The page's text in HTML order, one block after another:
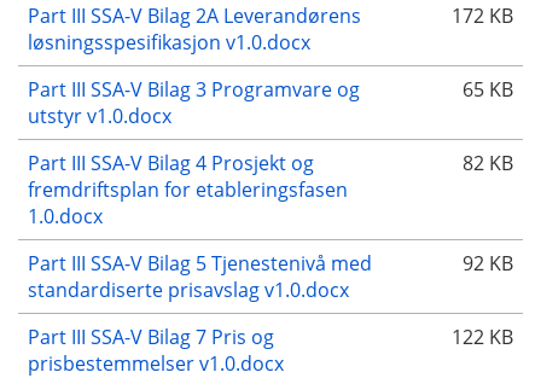
Part III SSA-V Bilag 2A Leverandørens
løsningsspesifikasjon v1.0.docx
172 KB
Part III SSA-V Bilag 3 Programvare og
utstyr v1.0.docx
65 KB
Part III SSA-V Bilag 4 Prosjekt og
fremdriftsplan for etableringsfasen
1.0.docx
82 KB
Part III SSA-V Bilag 5 Tjenestenivå med
standardiserte prisavslag v1.0.docx
92 KB
Part III SSA-V Bilag 7 Pris og
prisbestemmelser v1.0.docx
122 KB